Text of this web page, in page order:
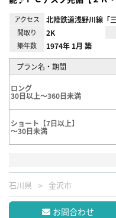
アクセス 北陸鉄道浅野川線「三
間取り 2K
築年数 1974年 1月 築
プラン名・期間
ロング
30日以上～360日未満
ショート【7日以上】
～30日未満
石川県 金沢市
お問合わせ